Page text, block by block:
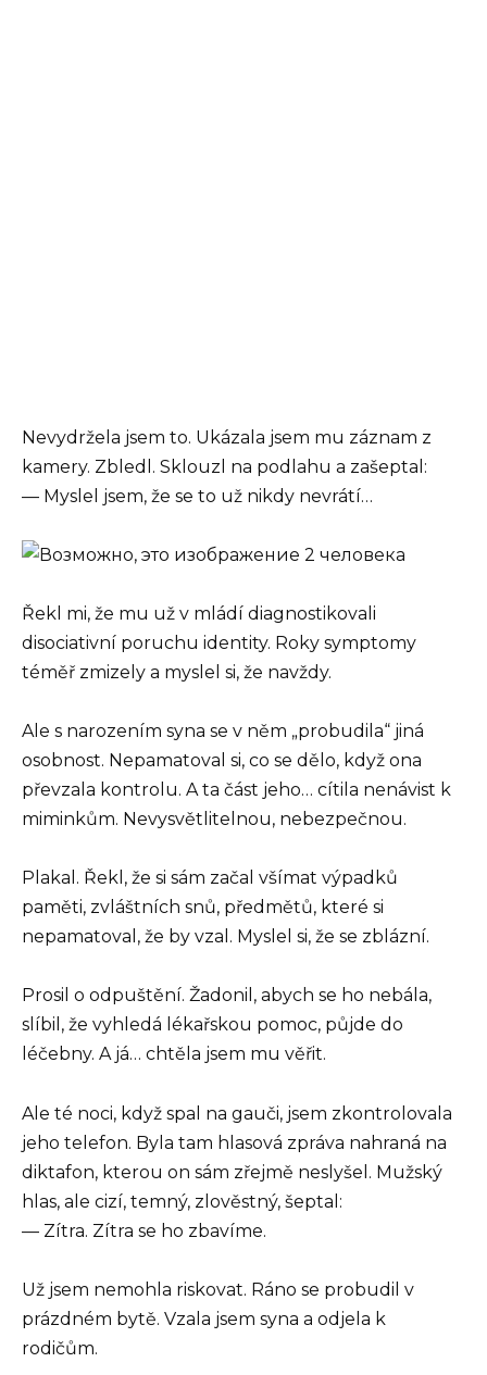
Nevydržela jsem to. Ukázala jsem mu záznam z
kamery. Zbledl. Sklouzl na podlahu a zašeptal:
— Myslel jsem, že se to už nikdy nevrátí…
Řekl mi, že mu už v mládí diagnostikovali
disociativní poruchu identity. Roky symptomy
téměř zmizely a myslel si, že navždy.
Ale s narozením syna se v něm „probudila“ jiná
osobnost. Nepamatoval si, co se dělo, když ona
převzala kontrolu. A ta část jeho… cítila nenávist k
miminkům. Nevysvětlitelnou, nebezpečnou.
Plakal. Řekl, že si sám začal všímat výpadků
paměti, zvláštních snů, předmětů, které si
nepamatoval, že by vzal. Myslel si, že se zblázní.
Prosil o odpuštění. Žadonil, abych se ho nebála,
slíbil, že vyhledá lékařskou pomoc, půjde do
léčebny. A já… chtěla jsem mu věřit.
Ale té noci, když spal na gauči, jsem zkontrolovala
jeho telefon. Byla tam hlasová zpráva nahraná na
diktafon, kterou on sám zřejmě neslyšel. Mužský
hlas, ale cizí, temný, zlověstný, šeptal:
— Zítra. Zítra se ho zbavíme.
Už jsem nemohla riskovat. Ráno se probudil v
prázdném bytě. Vzala jsem syna a odjela k
rodičům.